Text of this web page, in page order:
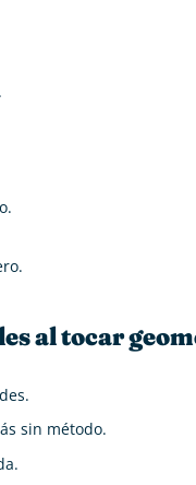
al tocar
sin método.